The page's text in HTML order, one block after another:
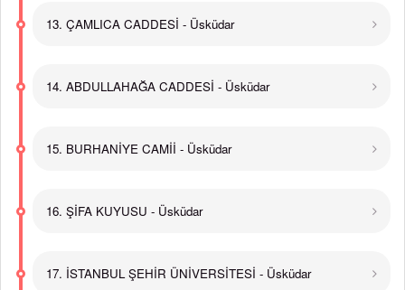
13. ÇAMLICA CADDESİ - Üsküdar
14. ABDULLAHAĞA CADDESİ - Üsküdar
15. BURHANİYE CAMİİ - Üsküdar
16. ŞİFA KUYUSU - Üsküdar
17. İSTANBUL ŞEHİR ÜNİVERSİTESİ - Üsküdar